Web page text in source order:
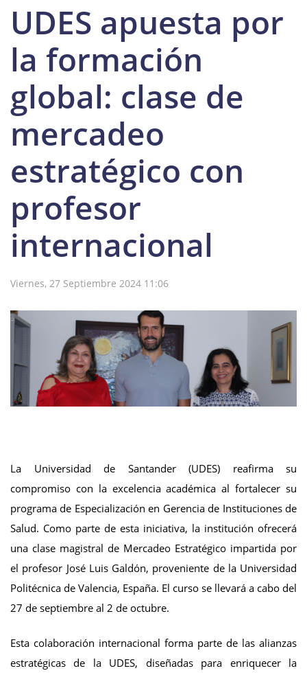
UDES apuesta por
la formación
global: clase de
mercadeo
estratégico con
profesor
internacional
Viernes, 27 Septiembre 2024 11:06
La Universidad de Santander (UDES) reafirma su
compromiso con la excelencia académica al fortalecer su
programa de Especialización en Gerencia de Instituciones de
Salud. Como parte de esta iniciativa, la institución ofrecerá
una clase magistral de Mercadeo Estratégico impartida por
el profesor José Luis Galdón, proveniente de la Universidad
Politécnica de Valencia, España. El curso se llevará a cabo del
27 de septiembre al 2 de octubre.
Esta colaboración internacional forma parte de las alianzas
estratégicas de la UDES, diseñadas para enriquecer la